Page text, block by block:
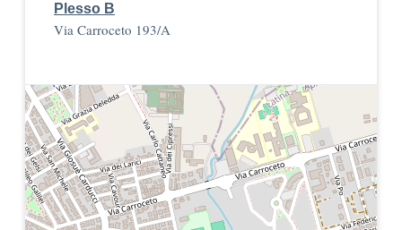
Plesso B
Via Carroceto 193/A